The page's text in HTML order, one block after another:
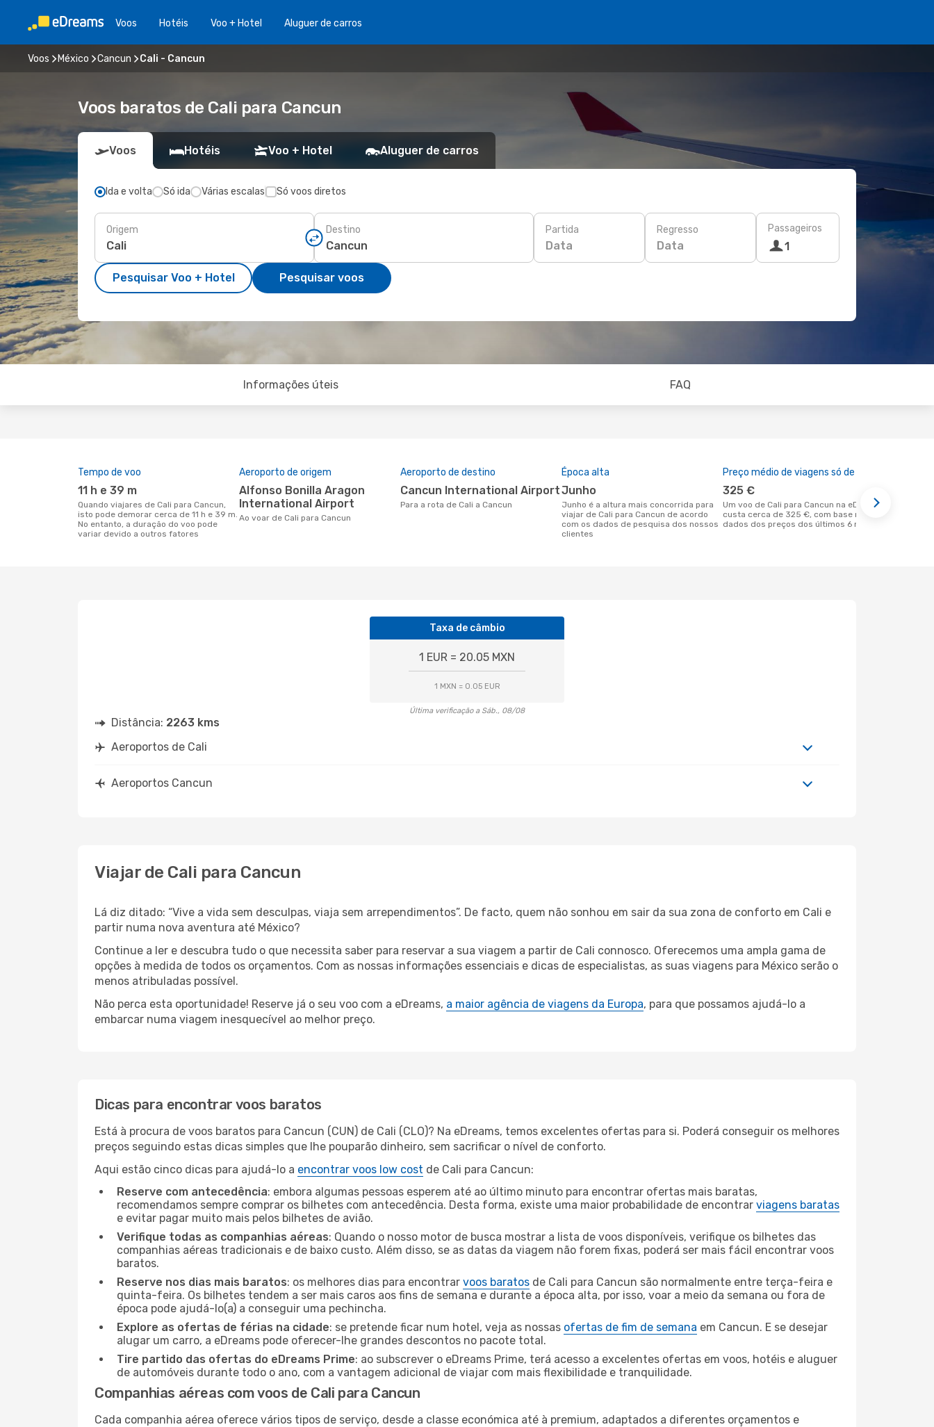
Voos Hotéis Voo + Hotel Aluguer de carros
Voos México Cancun Cali - Cancun
Voos baratos de Cali para Cancun
Voos Hotéis Voo + Hotel Aluguer de carros
Ida e volta Só ida Várias escalas Só voos diretos
Origem Destino Partida
Data
Regresso
Data
Passageiros
1
Pesquisar Voo + Hotel Pesquisar voos
Informações úteis FAQ
Tempo de voo
11 h e 39 m
Quando viajares de Cali para Cancun,
isto pode demorar cerca de 11 h e 39 m.
No entanto, a duração do voo pode
variar devido a outros fatores
Aeroporto de origem
Alfonso Bonilla Aragon
International Airport
Ao voar de Cali para Cancun
Aeroporto de destino
Cancun International Airport
Para a rota de Cali a Cancun
Época alta
junho
junho é a altura mais concorrida para
viajar de Cali para Cancun de acordo
com os dados de pesquisa dos nossos
clientes
Preço médio de viagens só de ida
325 €
Um voo de Cali para Cancun na eDreams
custa cerca de 325 €, com base nos
dados dos preços dos últimos 6 meses
Taxa de câmbio
1 EUR = 20.05 MXN
1 MXN = 0.05 EUR
Última verificação a Sáb., 08/08
Distância: 2263 kms
Aeroportos de Cali
Aeroportos Cancun
Viajar de Cali para Cancun
Lá diz ditado: “Vive a vida sem desculpas, viaja sem arrependimentos”. De facto, quem não sonhou em sair da sua zona de conforto em Cali e
partir numa nova aventura até México?
Continue a ler e descubra tudo o que necessita saber para reservar a sua viagem a partir de Cali connosco. Oferecemos uma ampla gama de
opções à medida de todos os orçamentos. Com as nossas informações essenciais e dicas de especialistas, as suas viagens para México serão o
menos atribuladas possível.
Não perca esta oportunidade! Reserve já o seu voo com a eDreams, a maior agência de viagens da Europa, para que possamos ajudá-lo a
embarcar numa viagem inesquecível ao melhor preço.
Dicas para encontrar voos baratos
Está à procura de voos baratos para Cancun (CUN) de Cali (CLO)? Na eDreams, temos excelentes ofertas para si. Poderá conseguir os melhores
preços seguindo estas dicas simples que lhe pouparão dinheiro, sem sacrificar o nível de conforto.
Aqui estão cinco dicas para ajudá-lo a encontrar voos low cost de Cali para Cancun:
Reserve com antecedência: embora algumas pessoas esperem até ao último minuto para encontrar ofertas mais baratas,
recomendamos sempre comprar os bilhetes com antecedência. Desta forma, existe uma maior probabilidade de encontrar viagens baratas
e evitar pagar muito mais pelos bilhetes de avião.
Verifique todas as companhias aéreas: Quando o nosso motor de busca mostrar a lista de voos disponíveis, verifique os bilhetes das
companhias aéreas tradicionais e de baixo custo. Além disso, se as datas da viagem não forem fixas, poderá ser mais fácil encontrar voos
baratos.
Reserve nos dias mais baratos: os melhores dias para encontrar voos baratos de Cali para Cancun são normalmente entre terça-feira e
quinta-feira. Os bilhetes tendem a ser mais caros aos fins de semana e durante a época alta, por isso, voar a meio da semana ou fora de
época pode ajudá-lo(a) a conseguir uma pechincha.
Explore as ofertas de férias na cidade: se pretende ficar num hotel, veja as nossas ofertas de fim de semana em Cancun. E se desejar
alugar um carro, a eDreams pode oferecer-lhe grandes descontos no pacote total.
Tire partido das ofertas do eDreams Prime: ao subscrever o eDreams Prime, terá acesso a excelentes ofertas em voos, hotéis e aluguer
de automóveis durante todo o ano, com a vantagem adicional de viajar com mais flexibilidade e tranquilidade.
Companhias aéreas com voos de Cali para Cancun
Cada companhia aérea oferece vários tipos de serviço, desde a classe económica até à premium, adaptados a diferentes orçamentos e